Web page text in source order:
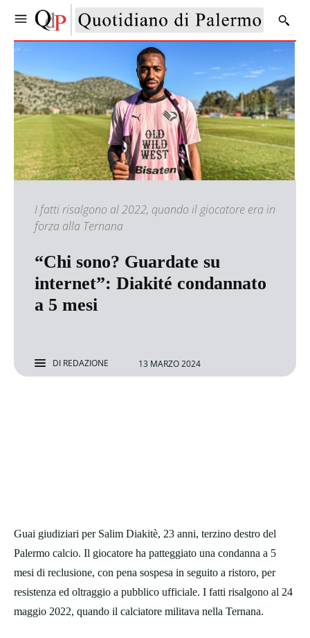
I fatti risalgono al 2022, quando il giocatore era in
forza alla Ternana
“Chi sono? Guardate su
internet”: Diakité condannato
a 5 mesi
DI REDAZIONE 13 MARZO 2024
Guai giudiziari per Salim Diakitè, 23 anni, terzino destro del
Palermo calcio. Il giocatore ha patteggiato una condanna a 5
mesi di reclusione, con pena sospesa in seguito a ristoro, per
resistenza ed oltraggio a pubblico ufficiale. I fatti risalgono al 24
maggio 2022, quando il calciatore militava nella Ternana.